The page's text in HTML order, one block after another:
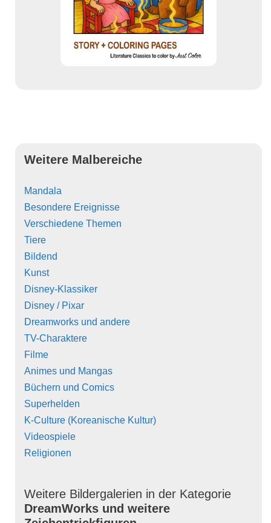
Weitere Malbereiche
Mandala
Besondere Ereignisse
Verschiedene Themen
Tiere
Bildend
Kunst
Disney-Klassiker
Disney / Pixar
Dreamworks und andere
TV-Charaktere
Filme
Animes und Mangas
Büchern und Comics
Superhelden
K-Culture (Koreanische Kultur)
Videospiele
Religionen
Weitere Bildergalerien in der Kategorie
DreamWorks und weitere